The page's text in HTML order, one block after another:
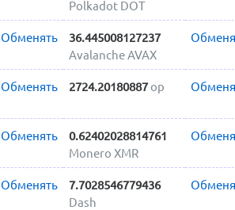
Polkadot DOT
Обменять
36.445008127237
Avalanche AVAX
Обменять 2724.20180887op
Обменять
0.62402028814761
Monero XMR
Обменять
7.7028546779436
Dash